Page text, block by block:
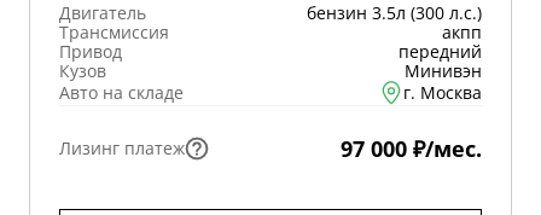
Двигатель
бензин 3.5л (300 л.с.)
Трансмиссия
акпп
Привод
передний
Кузов
Минивэн
Авто на складе
г. Москва
Лизинг платеж 97 000 ₽/мес.